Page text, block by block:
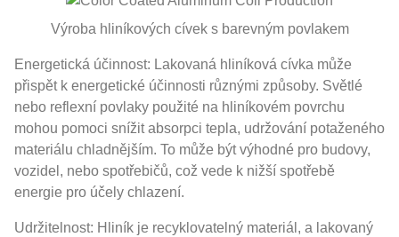
Výroba hliníkových cívek s barevným povlakem
Energetická účinnost: Lakovaná hliníková cívka může
přispět k energetické účinnosti různými způsoby. Světlé
nebo reflexní povlaky použité na hliníkovém povrchu
mohou pomoci snížit absorpci tepla, udržování potaženého
materiálu chladnějším. To může být výhodné pro budovy,
vozidel, nebo spotřebičů, což vede k nižší spotřebě
energie pro účely chlazení.
Udržitelnost: Hliník je recyklovatelný materiál, a lakovaný